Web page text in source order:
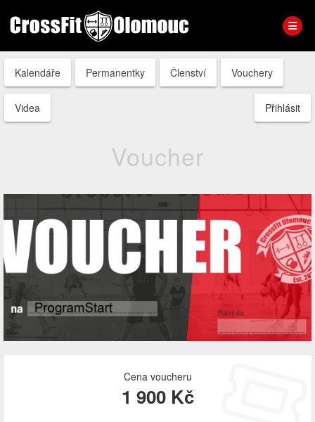
Kalendáře Permanentky Členství Vouchery
Videa Přihlásit
Voucher
Cena voucheru
1 900 Kč